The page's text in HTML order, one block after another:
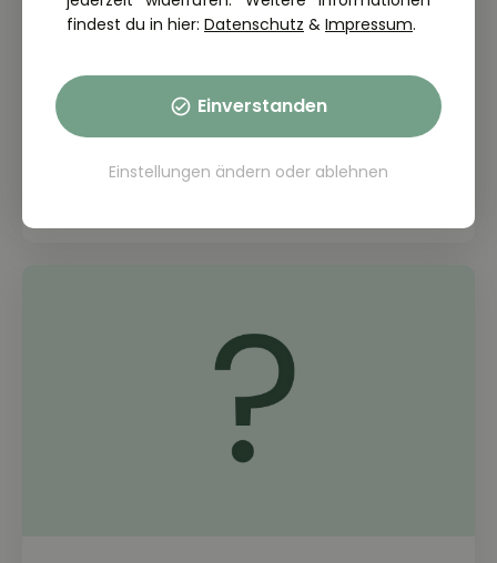
THEORIE FRAGE: 2.7.01-031
Was kann geschehen, wenn ein
Motorrad stark beschleunigt wird?
findest du in hier: Datenschutz & Impressum.
Einverstanden
Einstellungen ändern oder ablehnen